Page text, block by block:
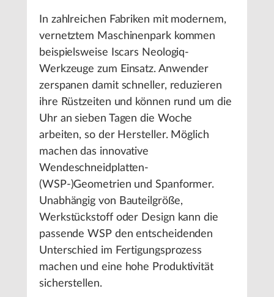
In zahlreichen Fabriken mit modernem,
vernetztem Maschinenpark kommen
beispielsweise Iscars Neologiq-
Werkzeuge zum Einsatz. Anwender
zerspanen damit schneller, reduzieren
ihre Rüstzeiten und können rund um die
Uhr an sieben Tagen die Woche
arbeiten, so der Hersteller. Möglich
machen das innovative
Wendeschneidplatten-
(WSP-)Geometrien und Spanformer.
Unabhängig von Bauteilgröße,
Werkstückstoff oder Design kann die
passende WSP den entscheidenden
Unterschied im Fertigungsprozess
machen und eine hohe Produktivität
sicherstellen.